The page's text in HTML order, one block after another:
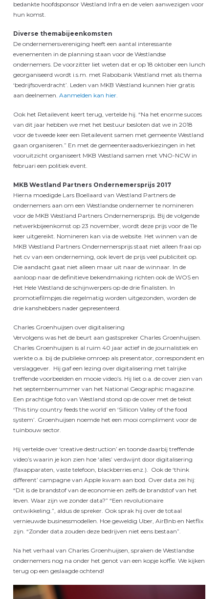
bedankte hoofdsponsor Westland Infra en de velen aanwezigen voor
hun komst.
Diverse themabijeenkomsten
De ondernemersvereniging heeft een aantal interessante
evenementen in de planning staan voor de Westlandse
ondernemers. De voorzitter liet weten dat er op 18 oktober een lunch
georganiseerd wordt i.s.m. met Rabobank Westland met als thema
‘bedrijfsoverdracht’. Leden van MKB Westland kunnen hier gratis
aan deelnemen.Aanmelden kan hier.
Ook het Retailevent keert terug, vertelde hij. “Na het enorme succes
van dit jaar hebben we met het bestuur besloten dat we in 2018
voor de tweede keer een Retailevent samen met gemeente Westland
gaan organiseren.” En met de gemeenteraadsverkiezingen in het
vooruitzicht organiseert MKB Westland samen met VNO-NCW in
februari een politiek event.
MKB Westland Partners Ondernemersprijs 2017
Hierna moedigde Lars Boellaard van Westland Partners de
ondernemers aan om een Westlandse ondernemer te nomineren
voor de MKB Westland Partners Ondernemersprijs. Bij de volgende
netwerkbijeenkomst op 23 november, wordt deze prijs voor de 11e
keer uitgereikt. Nomineren kan via de website. Het winnen van de
MKB Westland Partners Ondernemersprijs staat niet alleen fraai op
het cv van een onderneming, ook levert de prijs veel publiciteit op.
Die aandacht gaat niet alleen maar uit naar de winnaar. In de
aanloop naar de definitieve bekendmaking richten ook de WOS en
Het Hele Westland de schijnwerpers op de drie finalisten. In
promotiefilmpjes die regelmatig worden uitgezonden, worden de
drie kanshebbers nader gepresenteerd.
Charles Groenhuijsen over digitalisering
Vervolgens was het de beurt aan gastspreker Charles Groenhuijsen.
Charles Groenhuijsen is al ruim 40 jaar actief in de journalistiek en
werkte o.a. bij de publieke omroep als presentator, correspondent en
verslaggever. Hij gaf een lezing over digitalisering met talrijke
treffende voorbeelden en mooie video’s. Hij liet o.a. de cover zien van
het septembernummer van het National Geographic magazine.
Een prachtige foto van Westland stond op de cover met de tekst
‘This tiny country feeds the world’ en ‘Sillicon Valley of the food
system’. Groenhuijsen noemde het een mooi compliment voor de
tuinbouw sector.
Hij vertelde over ‘creative destruction’ en toonde daarbij treffende
video’s waarin je kon zien hoe ‘alles’ verdwijnt door digitalisering
(faxapparaten, vaste telefoon, blackberries enz.). Ook de ‘think
different’ campagne van Apple kwam aan bod. Over data zei hij:
“Dit is de brandstof van de economie en zelfs de brandstof van het
leven. Waar zijn we zonder data?” “Een revolutionaire
ontwikkeling.”, aldus de spreker. Ook sprak hij over de totaal
vernieuwde businessmodellen. Hoe geweldig Uber, AirBnb en Netflix
zijn. “Zonder data zouden deze bedrijven niet eens bestaan”.
Na het verhaal van Charles Groenhuijsen, spraken de Westlandse
ondernemers nog na onder het genot van een kopje koffie. We kijken
terug op een geslaagde ochtend!